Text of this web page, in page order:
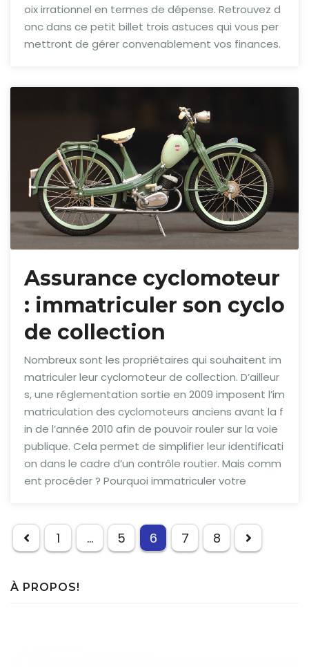
oix irrationnel en termes de dépense. Retrouvez d
onc dans ce petit billet trois astuces qui vous per
mettront de gérer convenablement vos finances.
Assurance cyclomoteur
: immatriculer son cyclo
de collection
Nombreux sont les propriétaires qui souhaitent im
matriculer leur cyclomoteur de collection. D’ailleur
s, une réglementation sortie en 2009 imposent l’im
matriculation des cyclomoteurs anciens avant la f
in de l’année 2010 afin de pouvoir rouler sur la voie
publique. Cela permet de simplifier leur identificati
on dans le cadre d’un contrôle routier. Mais comm
ent procéder ? Pourquoi immatriculer votre
Pagination
des
publications
1 … 5 6 7 8
À PROPOS!